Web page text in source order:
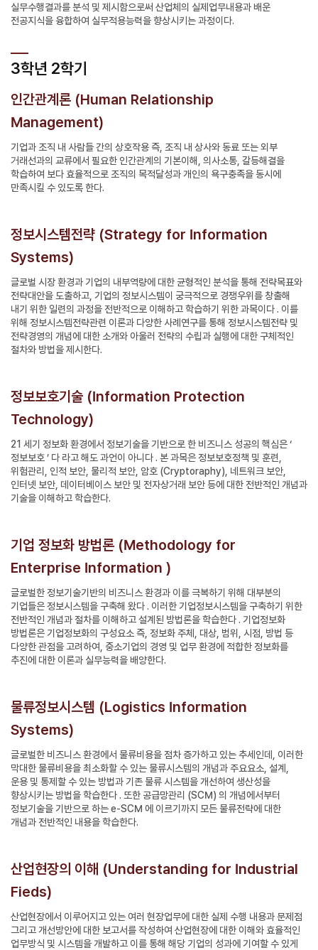
실무수행결과를 분석 및 제시함으로써 산업체의 실제업무내용과 배운
전공지식을 융합하여 실무적용능력을 향상시키는 과정이다.
3학년 2학기
인간관계론 (Human Relationship
Management)
기업과 조직 내 사람들 간의 상호작용 즉, 조직 내 상사와 동료 또는 외부
거래선과의 교류에서 필요한 인간관계의 기본이해, 의사소통, 갈등해결을
학습하여 보다 효율적으로 조직의 목적달성과 개인의 욕구충족을 동시에
만족시킬 수 있도록 한다.
정보시스템전략 (Strategy for Information
Systems)
글로벌 시장 환경과 기업의 내부역량에 대한 균형적인 분석을 통해 전략목표와
전략대안을 도출하고, 기업의 정보시스템이 궁극적으로 경쟁우위를 창출해
내기 위한 일련의 과정을 전반적으로 이해하고 학습하기 위한 과목이다 . 이를
위해 정보시스템전략관련 이론과 다양한 사례연구를 통해 정보시스템전략 및
전략경영의 개념에 대한 소개와 아울러 전략의 수립과 실행에 대한 구체적인
절차와 방법을 제시한다.
정보보호기술 (Information Protection
Technology)
21 세기 정보화 환경에서 정보기술을 기반으로 한 비즈니스 성공의 핵심은 ‘
정보보호 ’ 다 라고 해도 과언이 아니다 . 본 과목은 정보보호정책 및 훈련,
위험관리, 인적 보안, 물리적 보안, 암호 (Cryptoraphy), 네트워크 보안,
인터넷 보안, 데이터베이스 보안 및 전자상거래 보안 등에 대한 전반적인 개념과
기술을 이해하고 학습한다.
기업 정보화 방법론 (Methodology for
Enterprise Information )
글로벌한 정보기술기반의 비즈니스 환경과 이를 극복하기 위해 대부분의
기업들은 정보시스템을 구축해 왔다 . 이러한 기업정보시스템을 구축하기 위한
전반적인 개념과 절차를 이해하고 설계된 방법론을 학습한다 . 기업정보화
방법론은 기업정보화의 구성요소 즉, 정보화 주체, 대상, 범위, 시점, 방법 등
다양한 관점을 고려하여, 중소기업의 경영 및 업무 환경에 적합한 정보화를
추진에 대한 이론과 실무능력을 배양한다.
물류정보시스템 (Logistics Information
Systems)
글로벌한 비즈니스 환경에서 물류비용을 점차 증가하고 있는 추세인데, 이러한
막대한 물류비용을 최소화할 수 있는 물류시스템의 개념과 주요요소, 설계,
운용 및 통제할 수 있는 방법과 기존 물류 시스템을 개선하여 생산성을
향상시키는 방법을 학습한다 . 또한 공급망관리 (SCM) 의 개념에서부터
정보기술을 기반으로 하는 e-SCM 에 이르기까지 모든 물류전략에 대한
개념과 전반적인 내용을 학습한다.
산업현장의 이해 (Understanding for Industrial
Fieds)
산업현장에서 이루어지고 있는 여러 현장업무에 대한 실제 수행 내용과 문제점
그리고 개선방안에 대한 보고서를 작성하여 산업현장에 대한 이해와 효율적인
업무방식 및 시스템을 개발하고 이를 통해 해당 기업의 성과에 기여할 수 있게